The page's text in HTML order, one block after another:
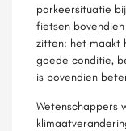
parkeersituatie
fietsen
zitten: het maakt
goede conditie,
is bovendien
Wetenschappers